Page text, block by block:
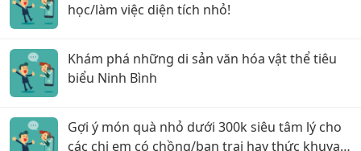
học/làm việc diện tích nhỏ!
Khám phá những di sản văn hóa vật thể tiêu
biểu Ninh Bình
Gợi ý món quà nhỏ dưới 300k siêu tâm lý cho
các chị em có chồng/bạn trai hay thức khuya